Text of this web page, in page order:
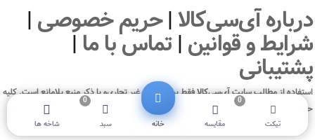
درباره آی‌سی‌کالا|حریم خصوصی|
شرایط و قوانین|تماس با ما|
پشتیبانی
استفاده از مطالب سايتآی‌سی‌کالافقط برای‌مقاصد غیر تجاری‌و با ذکر منبع بلامانع است. کليه
حقوق اين سايت متعلق به شرکت فیدار سیستم پویان ( فروشگاه آنلاین آی‌سی‌کالا ) می‌باشد.
تیکت مقایسه
0
خانه سبد
0
شاخه ها